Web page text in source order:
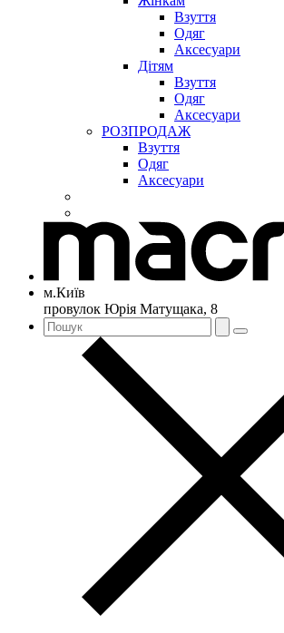
Взуття
Одяг
Аксесуари
Дітям
Взуття
Одяг
Аксесуари
РОЗПРОДАЖ
Взуття
Одяг
Аксесуари
м.Київ
провулок Юрія Матущака, 8